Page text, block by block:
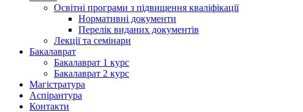
Освітні програми з підвищення кваліфікації
Нормативні документи
Перелік виданих документів
Лекції та семінари
Бакалаврат
Бакалаврат 1 курс
Бакалаврат 2 курс
Магістратура
Аспірантура
Контакти